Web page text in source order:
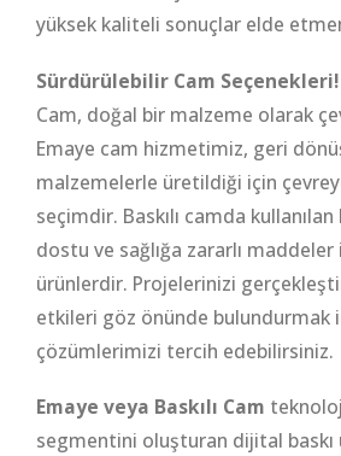
yüksek kaliteli sonuçlar elde
Sürdürülebilir Cam Seçenekleri!
Cam, doğal bir malzeme olarak
Emaye cam hizmetimiz, geri
malzemelerle üretildiği için
seçimdir. Baskılı camda
dostu ve sağlığa zararlı
ürünlerdir. Projelerinizi
etkileri göz önünde bulundurmak
çözümlerimizi tercih edebilirsiniz.
Emaye veya Baskılı Cam
segmentini oluşturan dijital baskı